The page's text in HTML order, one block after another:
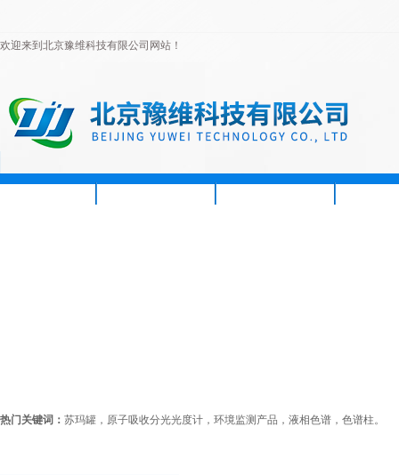
欢迎来到北京豫维科技有限公司网站！
热门关键词： 苏玛罐，原子吸收分光光度计，环境监测产品，液相色谱，色谱柱。